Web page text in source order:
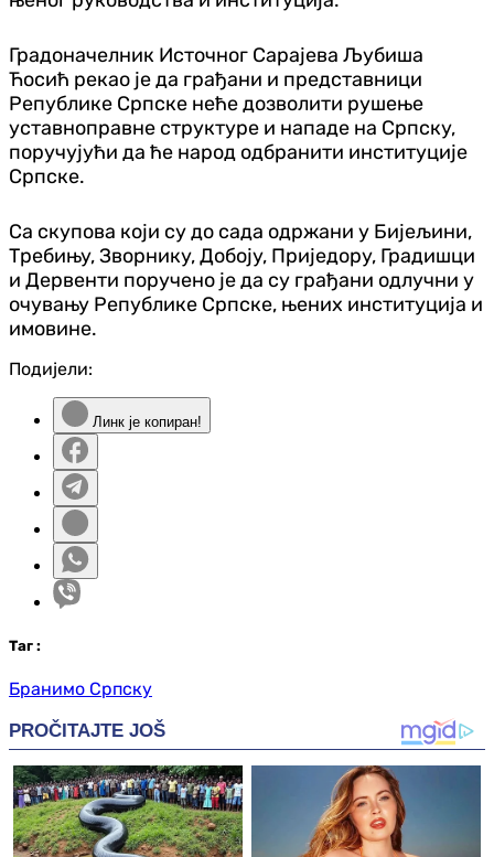
Градоначелник Источног Сарајева Љубиша
Ћосић рекао је да грађани и представници
Републике Српске неће дозволити рушење
уставноправне структуре и нападе на Српску,
поручујући да ће народ одбранити институције
Српске.
Са скупова који су до сада одржани у Бијељини,
Требињу, Зворнику, Добоју, Приједору, Градишци
и Дервенти поручено је да су грађани одлучни у
очувању Републике Српске, њених институција и
имовине.
Подијели:
Линк је копиран!
Таг :
Бранимо Српску